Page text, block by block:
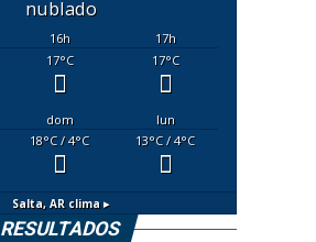
nublado
16h 17h
17°C 17°C
dom
lun
18°C/ 4°C 13°C/ 4°C
Salta, AR clima ▸
RESULTADOS